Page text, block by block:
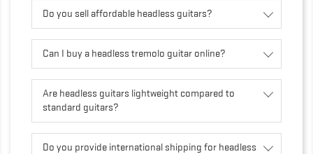
Do you sell affordable headless guitars?
Can I buy a headless tremolo guitar online?
Are headless guitars lightweight compared to
standard guitars?
Do you provide international shipping for headless